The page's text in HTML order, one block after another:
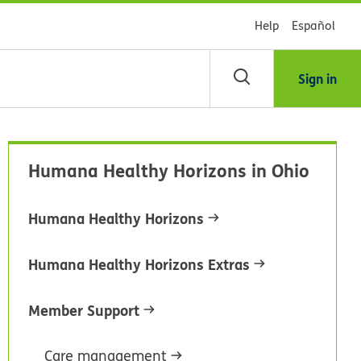
Help Español
Sign in
Humana Healthy Horizons in Ohio
Humana Healthy Horizons
Humana Healthy Horizons Extras
Member Support
Care management